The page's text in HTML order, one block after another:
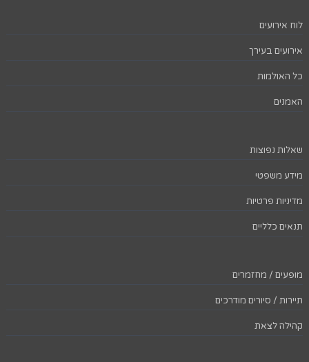
לוח אירועים
אירועים בעירך
כל האולמות
האמנים
שאלות נפוצות
מידע משפטי
מדיניות פרטיות
תנאים כלליים
מופעים / מחזמרים
תיירות / סיורים מודרכים
קהילה לצאת